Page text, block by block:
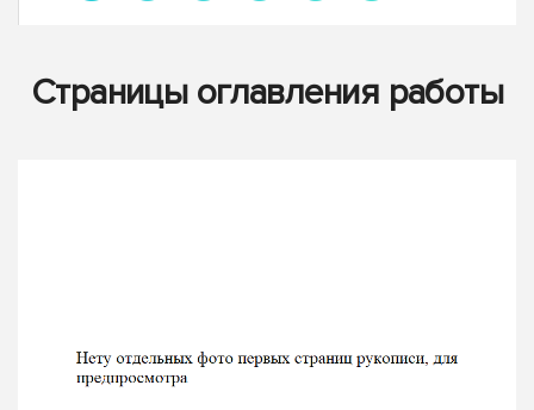
Страницы оглавления работы